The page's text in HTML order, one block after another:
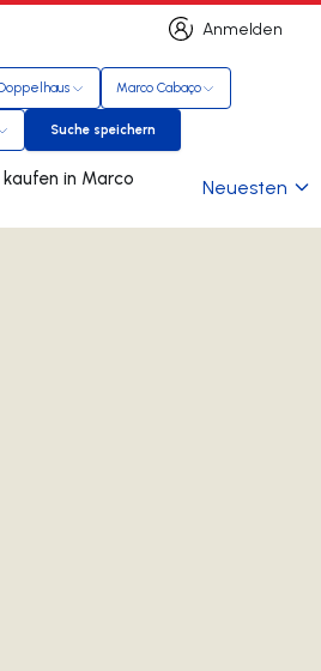
Anmelden
Anmelden
Marco Cabaço
Suche speichern
Suche speichern
Marco Neuesten